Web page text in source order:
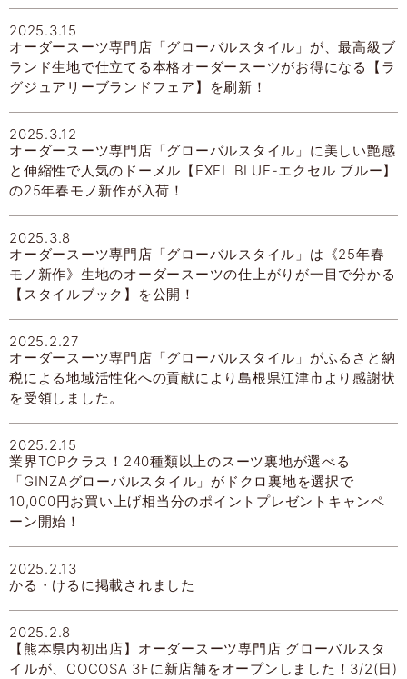
2025.3.15
オーダースーツ専門店「グローバルスタイル」が、最高級ブ
ランド生地で仕立てる本格オーダースーツがお得になる【ラ
グジュアリーブランドフェア】を刷新！
2025.3.12
オーダースーツ専門店「グローバルスタイル」に美しい艶感
と伸縮性で人気のドーメル【EXEL BLUE-エクセル ブルー】
の25年春モノ新作が入荷！
2025.3.8
オーダースーツ専門店「グローバルスタイル」は《25年春
モノ新作》生地のオーダースーツの仕上がりが一目で分かる
【スタイルブック】を公開！
2025.2.27
オーダースーツ専門店「グローバルスタイル」がふるさと納
税による地域活性化への貢献により島根県江津市より感謝状
を受領しました。
2025.2.15
業界TOPクラス！240種類以上のスーツ裏地が選べる
「GINZAグローバルスタイル」がドクロ裏地を選択で
10,000円お買い上げ相当分のポイントプレゼントキャンペ
ーン開始！
2025.2.13
かる・けるに掲載されました
2025.2.8
【熊本県内初出店】オーダースーツ専門店 グローバルスタ
イルが、COCOSA 3Fに新店舗をオープンしました！3/2(日)